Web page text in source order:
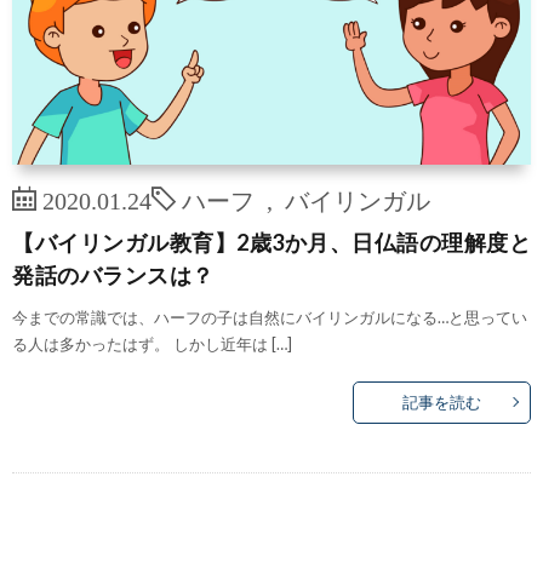
2020.01.24 ハーフ バイリンガル
【バイリンガル教育】2歳3か月、日仏語の理解度と
発話のバランスは？
今までの常識では、ハーフの子は自然にバイリンガルになる…と思ってい
る人は多かったはず。 しかし近年は […]
記事を読む